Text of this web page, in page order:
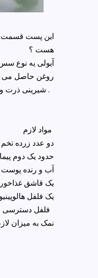
این پست قسمت
هست ؟
آیولی یه نوع
روغن حاصل می
شیرینی ذرت و میگو خیلی خوب ترکیب می شه .
دو عدد زرده
حدود یک دوم
آب و رنده پوست
یک قاشق
یک فلفل
نمک به میزان